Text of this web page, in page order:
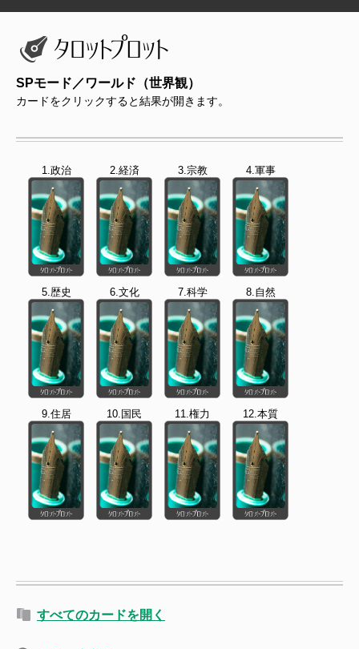
SPモード／ワールド（世界観）
カードをクリックすると結果が開きます。
1.政治 2.経済 3.宗教 4.軍事
5.歴史 6.文化 7.科学 8.自然
9.住居 10.国民 11.権力 12.本質
すべてのカードを開く